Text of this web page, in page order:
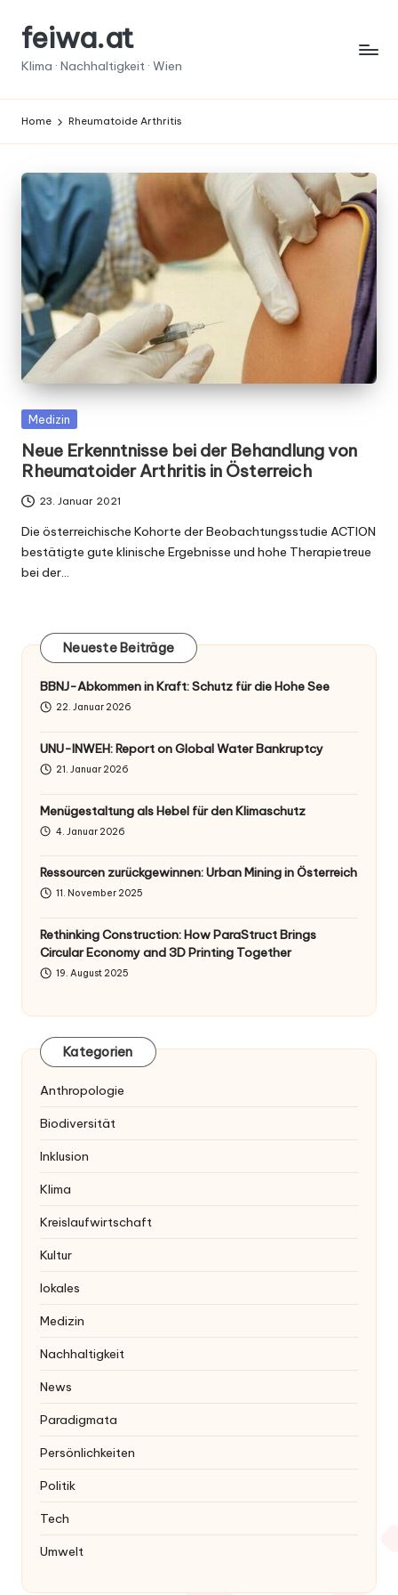
Skipfeiwa.at
Klima · Nachhaltigkeit · Wien
Home Rheumatoide Arthritis
Posted
Medizin
Neue Erkenntnisse bei der Behandlung von
Rheumatoider Arthritis in Österreich
23. Januar 2021
Die österreichische Kohorte der Beobachtungsstudie ACTION
bestätigte gute klinische Ergebnisse und hohe Therapietreue
bei der…
Neueste Beiträge
BBNJ-Abkommen in Kraft: Schutz für die Hohe See
22. Januar 2026
UNU-INWEH: Report on Global Water Bankruptcy
21. Januar 2026
Menügestaltung als Hebel für den Klimaschutz
4. Januar 2026
Ressourcen zurückgewinnen: Urban Mining in Österreich
11. November 2025
Rethinking Construction: How ParaStruct Brings
Circular Economy and 3D Printing Together
19. August 2025
Kategorien
Anthropologie
Biodiversität
Inklusion
Klima
Kreislaufwirtschaft
Kultur
lokales
Medizin
Nachhaltigkeit
News
Paradigmata
Persönlichkeiten
Politik
Tech
Umwelt